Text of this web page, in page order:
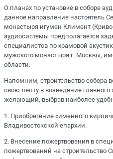
О планах по установке в соборе
данное направление настоятель
монастыря игумен Климент
аудиосистемы предполагается
специалистов по храмовой
мужского монастыря г. Москвы,
области.
Напомним, строительство собора
свою лепту в возведение
желающий, выбрав наиболее
1. Приобретение «именного
Владивостокской епархии.
2. Внесение пожертвования в
пожертвований на строительство